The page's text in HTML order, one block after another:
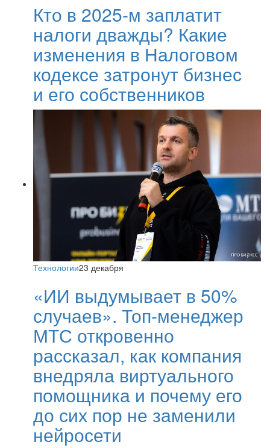
Кто в 2025-м заплатит
налоги дважды? Какие
изменения в Налоговом
кодексе затронут бизнес
и его собственников
Технологии23 декабря
«ИИ выдумывает в 50%
случаев». Топ-менеджер
МТС откровенно
рассказал, как компания
внедряла виртуального
помощника и почему его
до сих пор не заменили
нейросети